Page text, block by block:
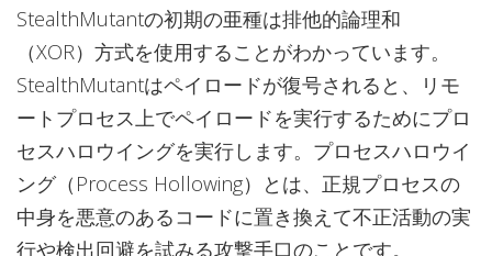
StealthMutantの初期の亜種は排他的論理和
（XOR）方式を使用することがわかっています。
StealthMutantはペイロードが復号されると、リモ
ートプロセス上でペイロードを実行するためにプロ
セスハロウイングを実行します。プロセスハロウイ
ング（Process Hollowing）とは、正規プロセスの
中身を悪意のあるコードに置き換えて不正活動の実
行や検出回避を試みる攻撃手口のことです。